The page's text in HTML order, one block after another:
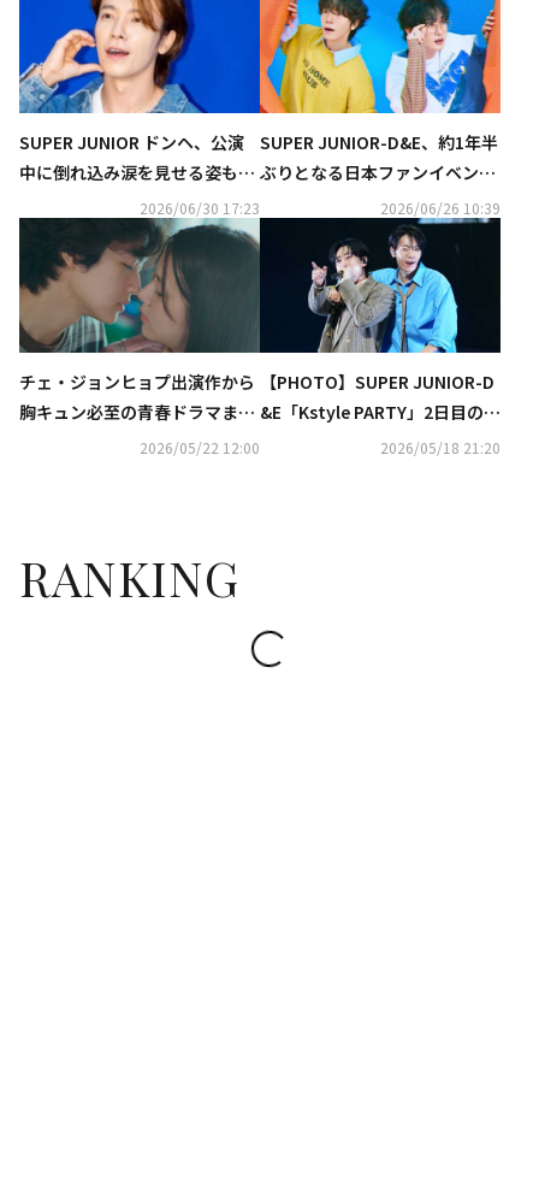
SUPER JUNIOR ドンヘ、公演
中に倒れ込み涙を見せる姿も…
直筆手紙で謝罪「とても悔しく
2026/06/30 17:23
SUPER JUNIOR-D&E、約1年半
ぶりとなる日本ファンイベント
が決定！9月に東京で開催
2026/06/26 10:39
チェ・ジョンヒョプ出演作から
胸キュン必至の青春ドラマま
で！全話無料配信の「ABEMA」
2026/05/22 12:00
【PHOTO】SUPER JUNIOR-D
&E「Kstyle PARTY」2日目のス
テージを駆け巡る！コール＆レ
2026/05/18 21:20
RANKING